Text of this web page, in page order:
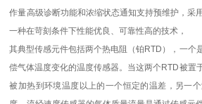
作量高级诊断功能和浓缩状态通知支持预维护，采
一种在苛刻条件下性能优良、可靠性高的技术，
其典型传感元件包括两个热电阻（铂RTD），一个
偿气体温度变化的温度传感器。当这两个RTD被置
被加热到环境温度以上的一个恒定的温差，另一